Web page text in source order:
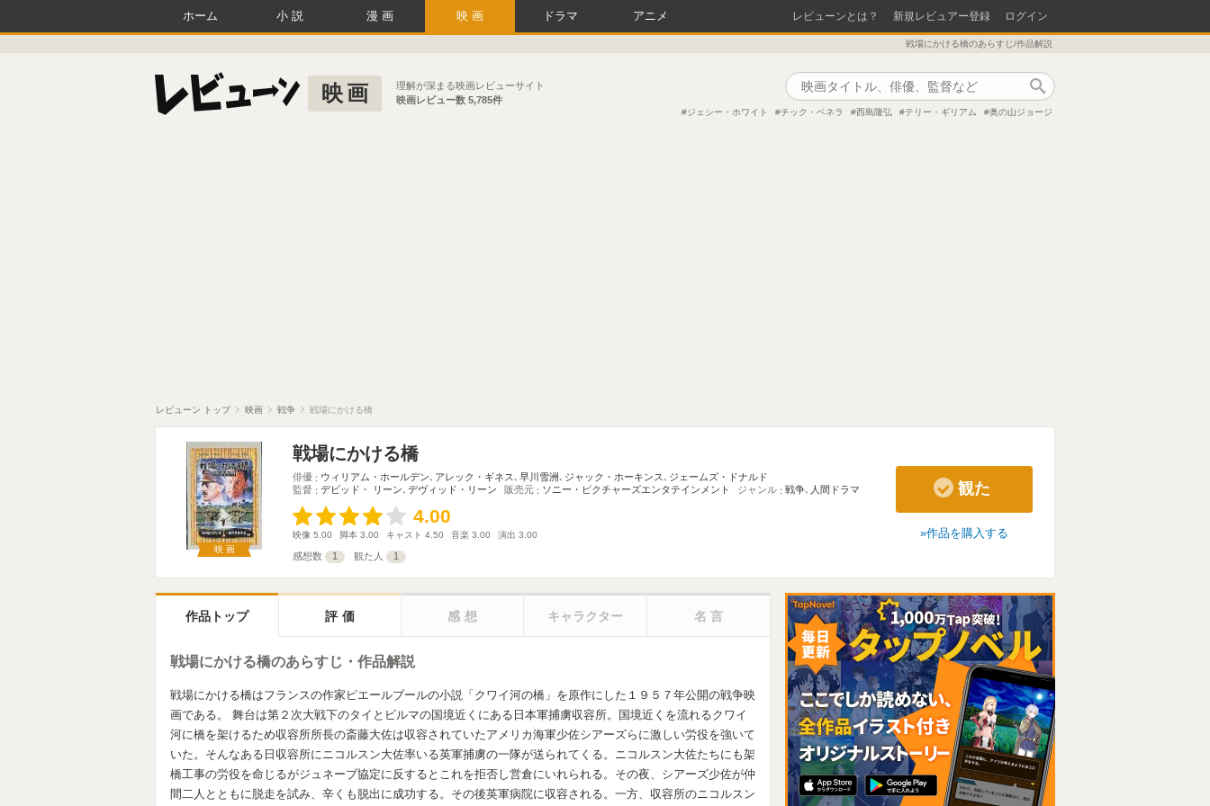
ホーム 小説 漫画 映画 ドラマ アニメ レビューンとは？ 新規レビュアー登録 ログイン
戦場にかける橋のあらすじ/作品解説
映画
理解が深まる映画レビューサイト
映画レビュー数 5,785件
ジェシー・ホワイト チック・ベネラ 西島隆弘 テリー・ギリアム 奥の山ジョージ
レビューン トップ 映画 戦争 戦場にかける橋
映画
戦場にかける橋
俳優 ウィリアム・ホールデン､ アレック・ギネス､ 早川雪洲､ ジャック・ホーキンス､ ジェームズ・ドナルド
監督
デビッド・ リーン､ デヴィッド・リーン 販売元 ソニー・ピクチャーズエンタテインメント ジャンル 戦争､ 人間ドラマ
4.00
4.00
映像 5.00 脚本 3.00 キャスト 4.50 音楽 3.00 演出 3.00
感想数 1 観た人 1
観た
作品を購入する
作品トップ 評価 感想 キャラクター 名言
戦場にかける橋のあらすじ・作品解説
戦場にかける橋はフランスの作家ピエールブールの小説「クワイ河の橋」を原作にした１９５７年公開の戦争映
画である。 舞台は第２次大戦下のタイとビルマの国境近くにある日本軍捕虜収容所。国境近くを流れるクワイ
河に橋を架けるため収容所所長の斎藤大佐は収容されていたアメリカ海軍少佐シアーズらに激しい労役を強いて
いた。そんなある日収容所にニコルスン大佐率いる英軍捕虜の一隊が送られてくる。ニコルスン大佐たちにも架
橋工事の労役を命じるがジュネーブ協定に反するとこれを拒否し営倉にいれられる。その夜、シアーズ少佐が仲
間二人とともに脱走を試み、辛くも脱出に成功する。その後英軍病院に収容される。一方、収容所のニコルスン